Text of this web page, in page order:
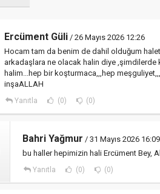
Ercüment Güli / 26 Mayıs 2026 12:26
Hocam tam da benim de dahil olduğum
arkadaşlara ne olacak halin diye
halim...hep bir koşturmaca,,,hep
inşaALLAH
Yanıtla (0) (0)
Bahri Yağmur / 31 Mayıs 2026 16:09
bu haller hepimizin hali Ercüment Bey,
Yanıtla (0) (0)